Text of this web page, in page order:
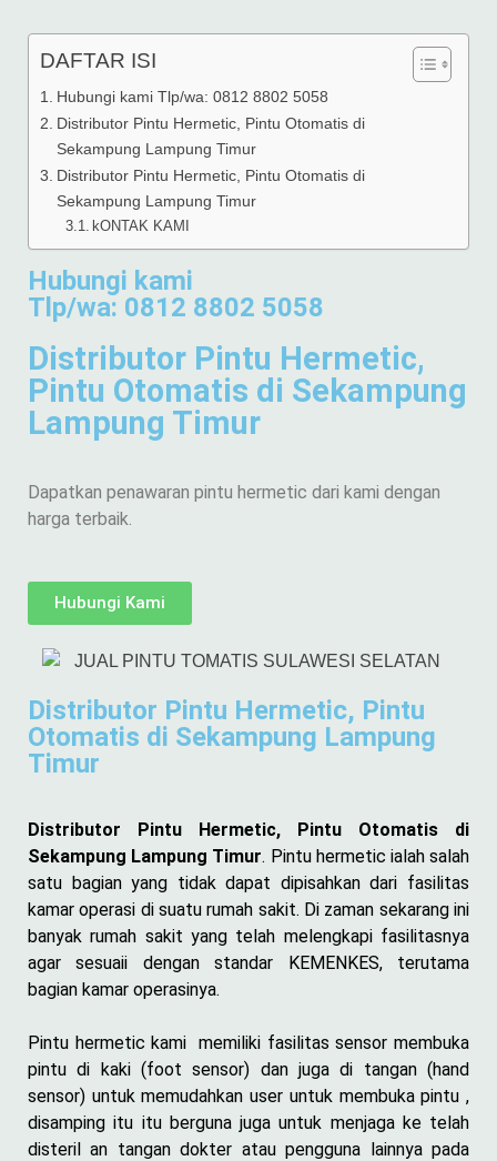
DAFTAR ISI
Hubungi kami Tlp/wa: 0812 8802 5058
Distributor Pintu Hermetic, Pintu Otomatis di
Sekampung Lampung Timur
Distributor Pintu Hermetic, Pintu Otomatis di
Sekampung Lampung Timur
kONTAK KAMI
Hubungi kami
Tlp/wa: 0812 8802 5058
Distributor Pintu Hermetic,
Pintu Otomatis di Sekampung
Lampung Timur
Dapatkan penawaran pintu hermetic dari kami dengan
harga terbaik.
Hubungi Kami
Distributor Pintu Hermetic, Pintu
Otomatis di Sekampung Lampung
Timur
Distributor Pintu Hermetic, Pintu Otomatis di
Sekampung Lampung Timur. Pintu hermetic ialah salah
satu bagian yang tidak dapat dipisahkan dari fasilitas
kamar operasi di suatu rumah sakit. Di zaman sekarang ini
banyak rumah sakit yang telah melengkapi fasilitasnya
agar sesuaii dengan standar KEMENKES, terutama
bagian kamar operasinya.
Pintu hermetic kami memiliki fasilitas sensor membuka
pintu di kaki (foot sensor) dan juga di tangan (hand
sensor) untuk memudahkan user untuk membuka pintu ,
disamping itu itu berguna juga untuk menjaga ke telah
disteril an tangan dokter atau pengguna lainnya pada